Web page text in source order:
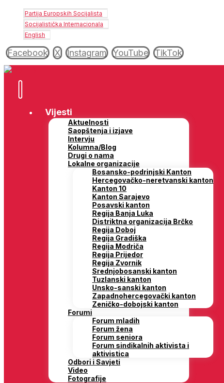
Partija Europskih Socijalista
Socijalistička Internacionala
English
Facebook X Instagram YouTube TikTok
Vijesti
Aktuelnosti
Saopštenja i izjave
Intervju
Kolumna/Blog
Drugi o nama
Lokalne organizacije
Bosansko-podrinjski Kanton
Hercegovačko-neretvanski kanton
Kanton 10
Kanton Sarajevo
Posavski kanton
Regija Banja Luka
Distriktna organizacija Brčko
Regija Doboj
Regija Gradiška
Regija Modriča
Regija Prijedor
Regija Zvornik
Srednjobosanski kanton
Tuzlanski kanton
Unsko-sanski kanton
Zapadnohercegovački kanton
Zeničko-dobojski kanton
Forumi
Forum mladih
Forum žena
Forum seniora
Forum sindikalnih aktivista i
aktivistica
Odbori i Savjeti
Video
Fotografije